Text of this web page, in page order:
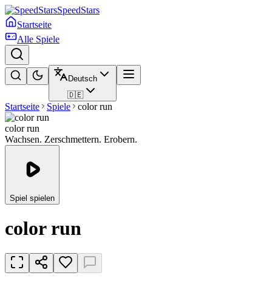
SpeedStars
Startseite
Alle Spiele
Deutsch
🇩🇪
Startseite Spiele color run
color run
Wachsen. Zerschmettern. Erobern.
Spiel spielen
color run